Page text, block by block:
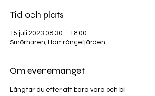
Tid och plats
15 juli 2023 08:30 – 18:00
Smörharen, Hamrångefjärden
Om evenemanget
Längtar du efter att bara vara och bli